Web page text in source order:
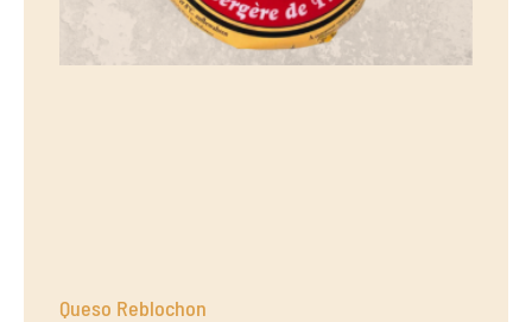
Queso Reblochon